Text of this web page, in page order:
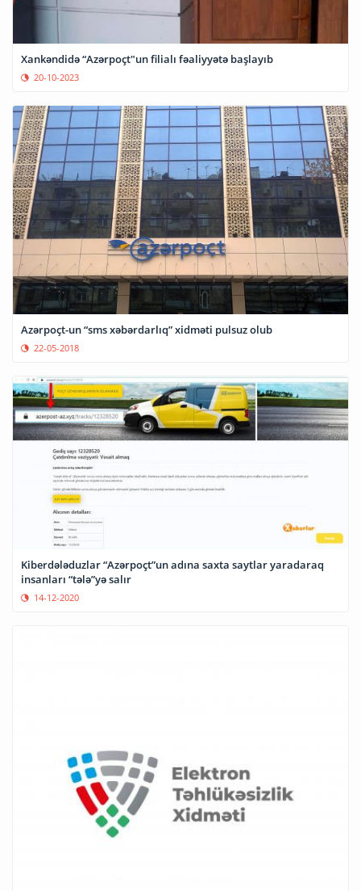
Xankəndidə “Azərpoçt"un filialı fəaliyyətə başlayıb
20-10-2023
Azərpoçt-un “sms xəbərdarlıq” xidməti pulsuz olub
22-05-2018
Kiberdələduzlar “Azərpoçt”un adına saxta saytlar yaradaraq
insanları “tələ”yə salır
14-12-2020